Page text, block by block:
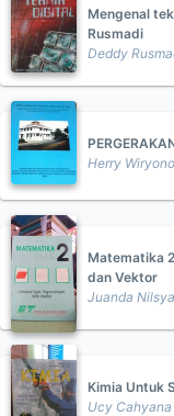
Mengenal
Rusmadi
Deddy
Herry Wiryono
Matematika
dan Vektor
Juanda
Kimia Untuk
Ucy Cahyana